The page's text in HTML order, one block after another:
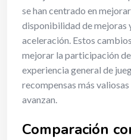
se han centrado en
disponibilidad de mejoras
aceleración. Estos
mejorar la participación
experiencia general de
recompensas más
avanzan.
Comparación